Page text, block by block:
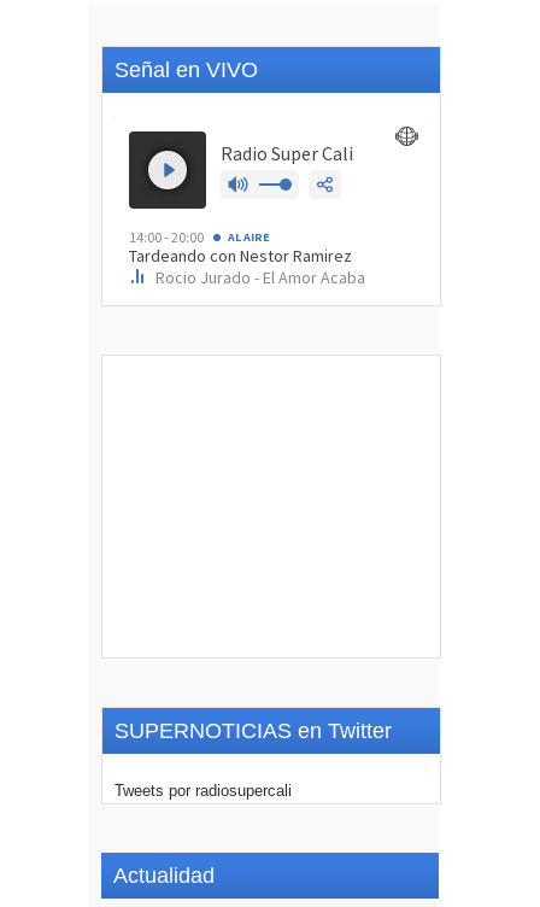
Señal en VIVO
SUPERNOTICIAS en Twitter
Tweets por radiosupercali
Actualidad